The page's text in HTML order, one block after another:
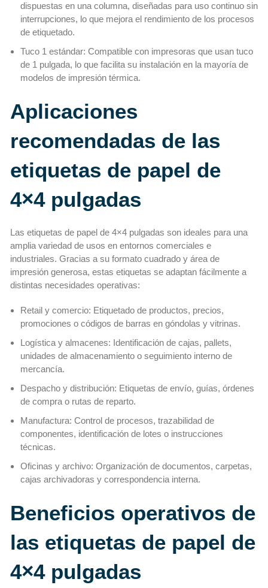
dispuestas en una columna, diseñadas para uso continuo sin
interrupciones, lo que mejora el rendimiento de los procesos
de etiquetado.
Tuco 1 estándar: Compatible con impresoras que usan tuco
de 1 pulgada, lo que facilita su instalación en la mayoría de
modelos de impresión térmica.
Aplicaciones
recomendadas de las
etiquetas de papel de
4×4 pulgadas
Las etiquetas de papel de 4×4 pulgadas son ideales para una
amplia variedad de usos en entornos comerciales e
industriales. Gracias a su formato cuadrado y área de
impresión generosa, estas etiquetas se adaptan fácilmente a
distintas necesidades operativas:
Retail y comercio: Etiquetado de productos, precios,
promociones o códigos de barras en góndolas y vitrinas.
Logística y almacenes: Identificación de cajas, pallets,
unidades de almacenamiento o seguimiento interno de
mercancía.
Despacho y distribución: Etiquetas de envío, guías, órdenes
de compra o rutas de reparto.
Manufactura: Control de procesos, trazabilidad de
componentes, identificación de lotes o instrucciones
técnicas.
Oficinas y archivo: Organización de documentos, carpetas,
cajas archivadoras y correspondencia interna.
Beneficios operativos de
las etiquetas de papel de
4×4 pulgadas